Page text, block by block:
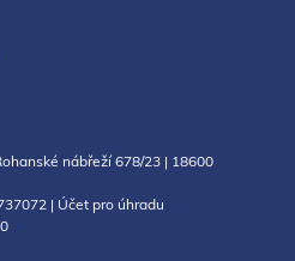
nábřeží 678/23 | 18600
| Účet pro úhradu